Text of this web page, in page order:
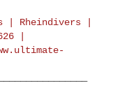
| Rheindivers |
|